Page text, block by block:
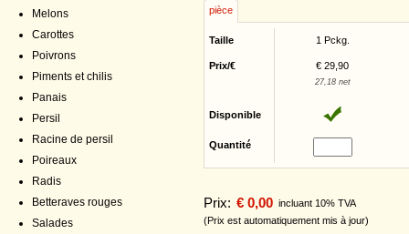
Melons
Carottes
Poivrons
Piments et chilis
Panais
Persil
Racine de persil
Poireaux
Radis
Betteraves rouges
Salades
pièce
Taille 1 Pckg.
Prix/€ € 29,90
27,18 net
Disponible
Quantité
Prix: € 0,00 incluant 10% TVA
(Prix est automatiquement mis à jour)